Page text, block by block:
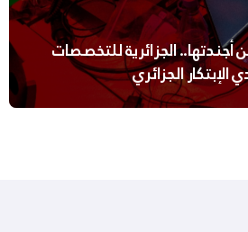
أجندتها.. الجزائرية للتخصصات
الجزائري